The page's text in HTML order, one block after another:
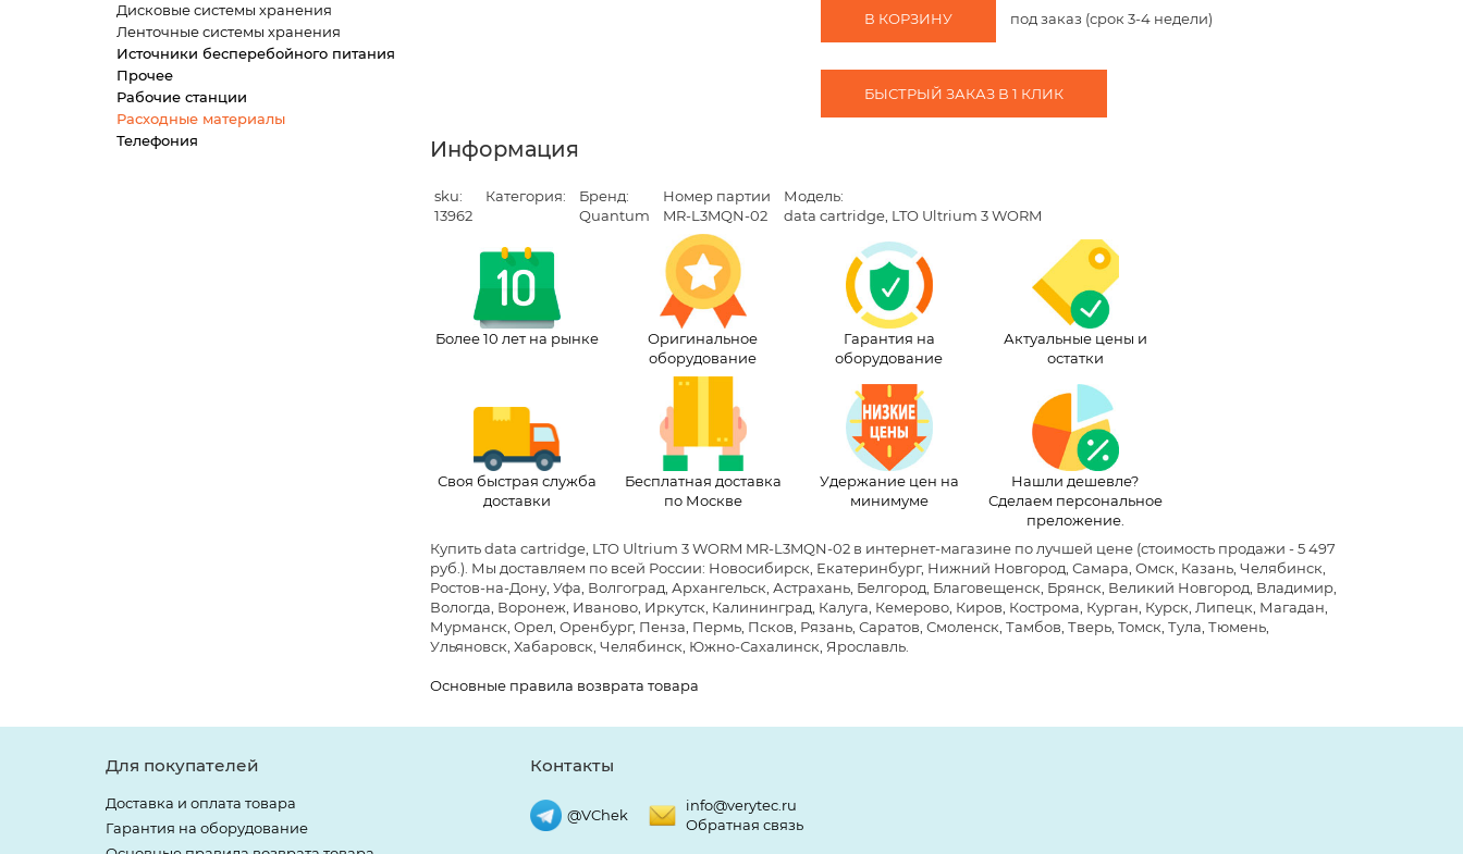
Дисковые системы хранения
Ленточные системы хранения
Источники бесперебойного питания
Прочее
Рабочие станции
Расходные материалы
Телефония
В КОРЗИНУ под заказ (срок 3-4 недели)
БЫСТРЫЙ ЗАКАЗ В 1 КЛИК
Информация
sku:
13962
Категория:
Бренд:
Quantum
Номер партии
MR-L3MQN-02
Модель:
data cartridge, LTO Ultrium 3 WORM
Более 10 лет на рынке
Оригинальное
оборудование
Гарантия на
оборудование
Актуальные цены и
остатки
Своя быстрая служба
доставки
Бесплатная доставка
по Москве
Удержание цен на
минимуме
Нашли дешевле?
Сделаем персональное
преложение.
Купить data cartridge, LTO Ultrium 3 WORM MR-L3MQN-02 в интернет-магазине по лучшей цене(стоимость продажи - 5 497
руб.) . Мы доставляем по всей России: Новосибирск, Екатеринбург, Нижний Новгород, Самара, Омск, Казань, Челябинск,
Ростов-на-Дону, Уфа, Волгоград, Архангельск, Астрахань, Белгород, Благовещенск, Брянск, Великий Новгород, Владимир,
Вологда, Воронеж, Иваново, Иркутск, Калининград, Калуга, Кемерово, Киров, Кострома, Курган, Курск, Липецк, Магадан,
Мурманск, Орел, Оренбург, Пенза, Пермь, Псков, Рязань, Саратов, Смоленск, Тамбов, Тверь, Томск, Тула, Тюмень,
Ульяновск, Хабаровск, Челябинск, Южно-Сахалинск, Ярославль.
Основные правила возврата товара
Для покупателей
Доставка и оплата товара
Гарантия на оборудование
Контакты
@VChek
info@verytec.ru
Обратная связь